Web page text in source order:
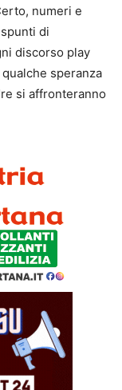
numeri e
di
discorso play
speranza
si affronteranno